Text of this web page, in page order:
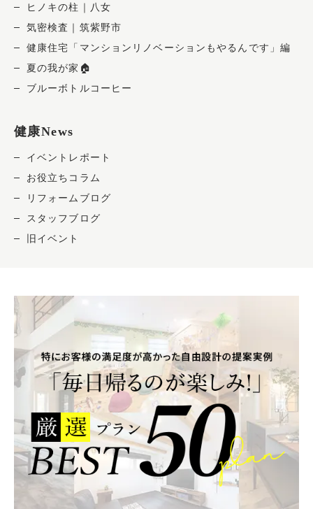
ヒノキの柱｜八女
気密検査｜筑紫野市
健康住宅「マンションリノベーションもやるんです」編
夏の我が家🏠
ブルーボトルコーヒー
健康News
イベントレポート
お役立ちコラム
リフォームブログ
スタッフブログ
旧イベント